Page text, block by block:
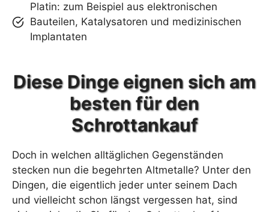
Platin: zum Beispiel aus elektronischen
Bauteilen, Katalysatoren und medizinischen
Implantaten
Diese Dinge eignen sich am
besten für den
Schrottankauf
Doch in welchen alltäglichen Gegenständen
stecken nun die begehrten Altmetalle? Unter den
Dingen, die eigentlich jeder unter seinem Dach
und vielleicht schon längst vergessen hat, sind